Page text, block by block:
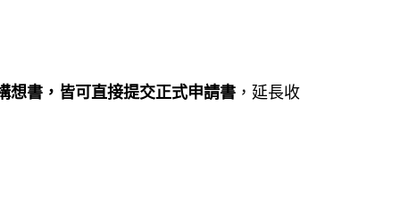
想書，皆可直接提交正式申請書 ，延長收